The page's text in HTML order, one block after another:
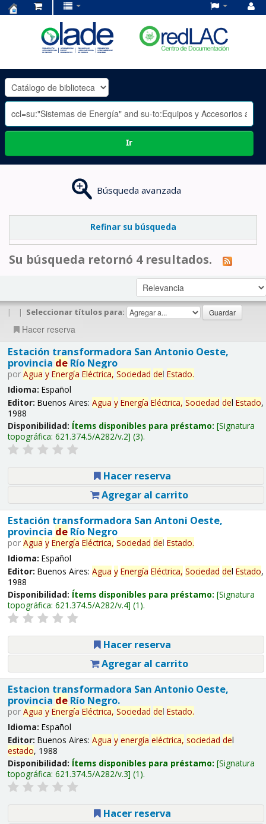
OLADE
-
Ir
Búsqueda avanzada
Refinar su búsqueda
Su búsqueda retornó 4 resultados.
| | Seleccionar títulos para:
Hacer reserva
Estación transformadora San Antonio Oeste,
provincia deRío Negro
por Agua y Energía Eléctrica, Sociedad del Estado.
Idioma: Español
Editor: Buenos Aires: Agua y Energía Eléctrica, Sociedad del Estado,
1988
Disponibilidad: Ítems disponibles para préstamo: Signatura
topográfica: 621.374.5/A282/v.2 (3).
Hacer reserva
Agregar al carrito
Estación transformadora San Antoni Oeste,
provincia deRío Negro
por Agua y Energía Eléctrica, Sociedad del Estado.
Idioma: Español
Editor: Buenos Aires: Agua y Energía Eléctrica, Sociedad del Estado,
1988
Disponibilidad: Ítems disponibles para préstamo: Signatura
topográfica: 621.374.5/A282/v.4 (1).
Hacer reserva
Agregar al carrito
Estacion transformadora San Antonio Oeste,
provincia deRío Negro.
por Agua y Energía Eléctrica, Sociedad del Estado.
Idioma: Español
Editor: Buenos Aires: Agua y energía eléctrica, sociedad del
estado, 1988
Disponibilidad: Ítems disponibles para préstamo: Signatura
topográfica: 621.374.5/A282/v.3 (1).
Hacer reserva